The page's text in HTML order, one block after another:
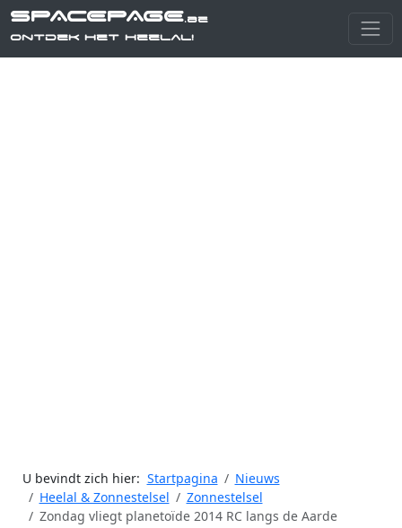
SPACEPAGE.be
Ontdek het heelal!
U bevindt zich hier: Startpagina
Nieuws
Heelal & Zonnestelsel
Zonnestelsel
Zondag vliegt planetoïde 2014 RC langs de Aarde